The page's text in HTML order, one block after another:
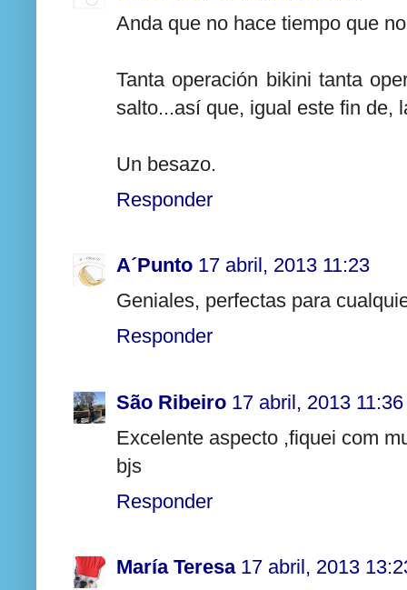
Anda que no hace tiempo que
Tanta operación bikini tanta
salto...así que, igual este fin de,
Un besazo.
Responder
A´Punto 17 abril, 2013 11:23
Geniales, perfectas para
Responder
São Ribeiro 17 abril, 2013 11:36
Excelente aspecto ,fiquei com
bjs
Responder
María Teresa 17 abril, 2013